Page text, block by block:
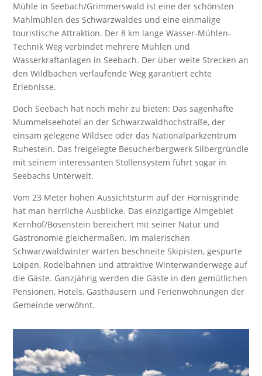
Mühle in Seebach/Grimmerswald ist eine der schönsten
Mahlmühlen des Schwarzwaldes und eine einmalige
touristische Attraktion. Der 8 km lange Wasser-Mühlen-
Technik Weg verbindet mehrere Mühlen und
Wasserkraftanlagen in Seebach. Der über weite Strecken an
den Wildbächen verlaufende Weg garantiert echte
Erlebnisse.
Doch Seebach hat noch mehr zu bieten: Das sagenhafte
Mummelseehotel an der Schwarzwaldhochstraße, der
einsam gelegene Wildsee oder das Nationalparkzentrum
Ruhestein. Das freigelegte Besucherbergwerk Silbergründle
mit seinem interessanten Stollensystem führt sogar in
Seebachs Unterwelt.
Vom 23 Meter hohen Aussichtsturm auf der Hornisgrinde
hat man herrliche Ausblicke. Das einzigartige Almgebiet
Kernhof/Bosenstein bereichert mit seiner Natur und
Gastronomie gleichermaßen. Im malerischen
Schwarzwaldwinter warten beschneite Skipisten, gespurte
Loipen, Rodelbahnen und attraktive Winterwanderwege auf
die Gäste. Ganzjährig werden die Gäste in den gemütlichen
Pensionen, Hotels, Gasthäusern und Ferienwohnungen der
Gemeinde verwöhnt.